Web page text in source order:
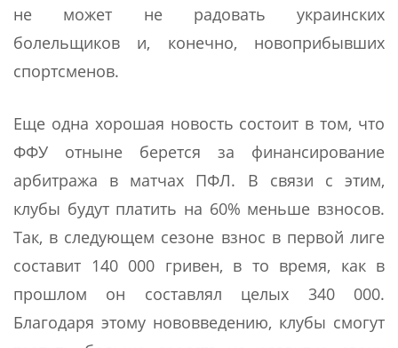
не может не радовать украинских
болельщиков и, конечно, новоприбывших
спортсменов.
Еще одна хорошая новость состоит в том, что
ФФУ отныне берется за финансирование
арбитража в матчах ПФЛ. В связи с этим,
клубы будут платить на 60% меньше взносов.
Так, в следующем сезоне взнос в первой лиге
составит 140 000 гривен, в то время, как в
прошлом он составлял целых 340 000.
Благодаря этому нововведению, клубы смогут